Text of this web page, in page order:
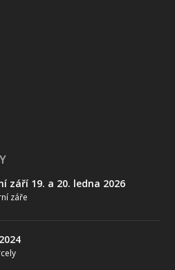
září 19. a 20. ledna 2026
záře